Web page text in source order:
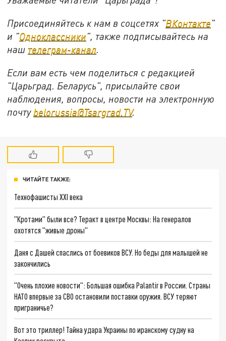
Присоединяйтесь к нам в соцсетях "ВКонтакте"
и "Одноклассники", также подписывайтесь на
наш телеграм-канал.
Если вам есть чем поделиться с редакцией
"Царьград. Беларусь", присылайте свои
наблюдения, вопросы, новости на электронную
почту belorussia@Tsargrad.TV.
ЧИТАЙТЕ ТАКЖЕ:
Технофашисты XXI века
"Кротами" были все? Теракт в центре Москвы: На генералов
охотятся "живые дроны"
Даня с Дашей спаслись от боевиков ВСУ. Но беды для малышей не
закончились
"Очень плохие новости": Большая ошибка Palantir в России. Страны
НАТО впервые за СВО остановили поставки оружия. ВСУ теряют
приграничье?
Вот это триллер! Тайна удара Украины по иранскому судну на